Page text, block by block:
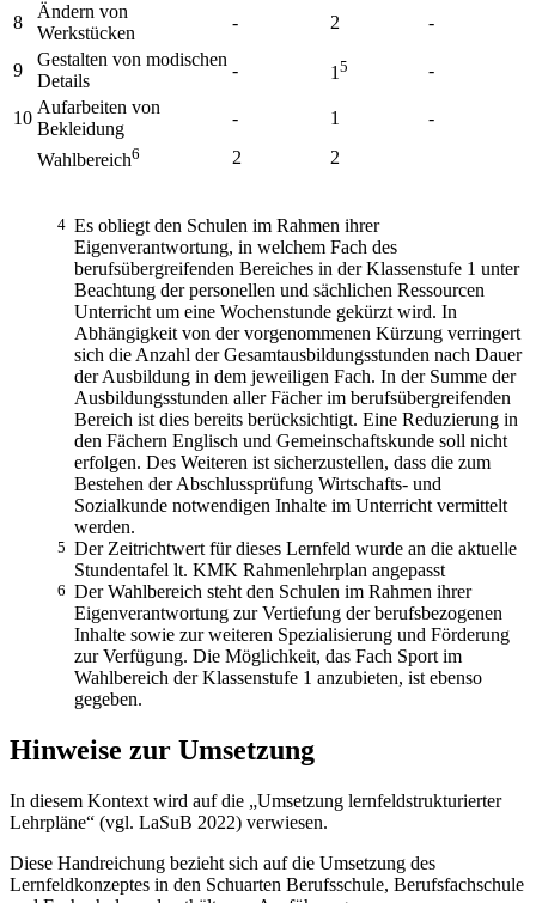
8
Ändern von
Werkstücken
- 2 -
9
Gestalten von modischen
Details
- 15 -
10
Aufarbeiten von
Bekleidung
- 1 -
Wahlbereich6 2 2
4 Es obliegt den Schulen im Rahmen ihrer
Eigenverantwortung, in welchem Fach des
berufsübergreifenden Bereiches in der Klassenstufe 1 unter
Beachtung der personellen und sächlichen Ressourcen
Unterricht um eine Wochenstunde gekürzt wird. In
Abhängigkeit von der vorgenommenen Kürzung verringert
sich die Anzahl der Gesamtausbildungsstunden nach Dauer
der Ausbildung in dem jeweiligen Fach. In der Summe der
Ausbildungsstunden aller Fächer im berufsübergreifenden
Bereich ist dies bereits berücksichtigt. Eine Reduzierung in
den Fächern Englisch und Gemeinschaftskunde soll nicht
erfolgen. Des Weiteren ist sicherzustellen, dass die zum
Bestehen der Abschlussprüfung Wirtschafts- und
Sozialkunde notwendigen Inhalte im Unterricht vermittelt
werden.
5 Der Zeitrichtwert für dieses Lernfeld wurde an die aktuelle
Stundentafel lt. KMK Rahmenlehrplan angepasst
6 Der Wahlbereich steht den Schulen im Rahmen ihrer
Eigenverantwortung zur Vertiefung der berufsbezogenen
Inhalte sowie zur weiteren Spezialisierung und Förderung
zur Verfügung. Die Möglichkeit, das Fach Sport im
Wahlbereich der Klassenstufe 1 anzubieten, ist ebenso
gegeben.
Hinweise zur Umsetzung
In diesem Kontext wird auf die „Umsetzung lernfeldstrukturierter
Lehrpläne“ (vgl. LaSuB 2022) verwiesen.
Diese Handreichung bezieht sich auf die Umsetzung des
Lernfeldkonzeptes in den Schuarten Berufsschule, Berufsfachschule